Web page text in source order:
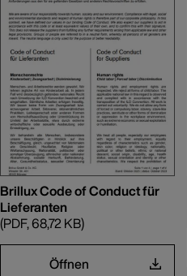
Brillux Code of Conduct für
Lieferanten
(PDF, 68,72 KB)
Öffnen